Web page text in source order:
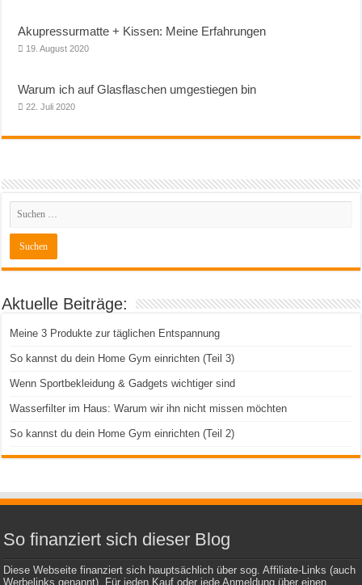
Akupressurmatte + Kissen: Meine Erfahrungen
19. August 2020
Warum ich auf Glasflaschen umgestiegen bin
22. Juli 2020
Aktuelle Beiträge:
Meine 3 Produkte zur täglichen Entspannung
So kannst du dein Home Gym einrichten (Teil 3)
Wenn Sportbekleidung & Gadgets wichtiger sind
Wasserfilter im Haus: Warum wir ihn nicht missen möchten
So kannst du dein Home Gym einrichten (Teil 2)
So finanziert sich dieser Blog
Diese Webseite finanziert sich hauptsächlich über sog. Affiliate-Links (auch
Werbelinks genannt). Für jeden Kauf oder jede Anmeldung über einen